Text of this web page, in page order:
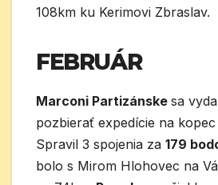
108km ku Kerimovi Zbraslav.
FEBRUÁR
Marconi Partizánske sa
pozbierať expedície na
Spravil 3 spojenia za 179
bolo s Mirom Hlohovec na